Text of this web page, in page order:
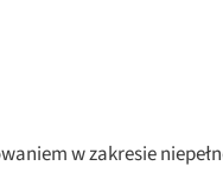
w zakresie